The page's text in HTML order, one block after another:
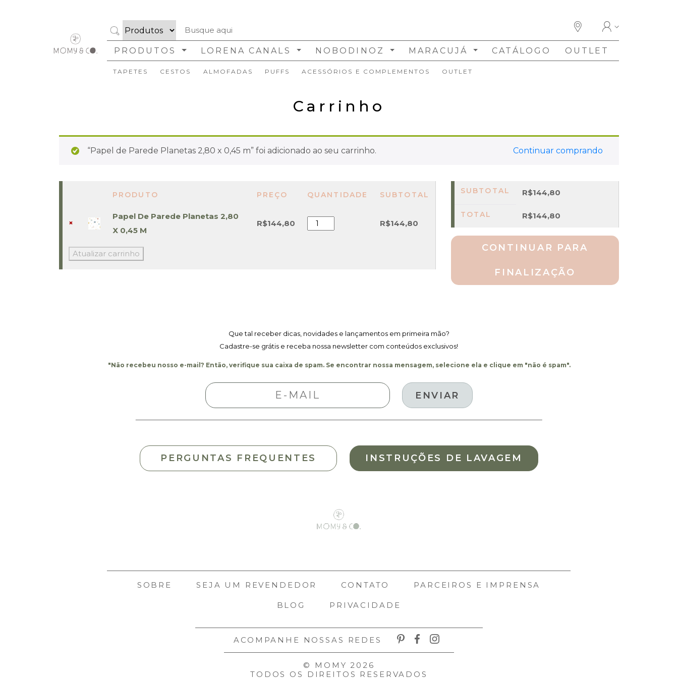
PRODUTOS LORENA CANALS NOBODINOZ MARACUJÁ CATÁLOGO OUTLET
TAPETES CESTOS ALMOFADAS PUFFS ACESSÓRIOS E COMPLEMENTOS OUTLET
Carrinho
“Papel de Parede Planetas 2,80 x 0,45 m” foi adicionado ao seu carrinho. Continuar comprando
IMAGEM
MINIATURA
PRODUTO PREÇO QUANTIDADE SUBTOTAL
×
Papel De Parede Planetas 2,80
X 0,45 M
R$144,80
Papel
De
R$144,80
Atualizar carrinho
SUBTOTAL R$144,80
TOTAL R$144,80
CONTINUAR PARA
FINALIZAÇÃO
Que tal receber dicas, novidades e lançamentos em primeira mão?
Cadastre-se grátis e receba nossa newsletter com conteúdos exclusivos!
"Não recebeu nosso e-mail? Então, verifique sua caixa de spam. Se encontrar nossa mensagem, selecione ela e clique em "não é spam".
PERGUNTAS FREQUENTES INSTRUÇÕES DE LAVAGEM
SOBRE SEJA UM REVENDEDOR CONTATO PARCEIROS E IMPRENSA
BLOG PRIVACIDADE
ACOMPANHE NOSSAS REDES
© MOMY 2026
TODOS OS DIREITOS RESERVADOS